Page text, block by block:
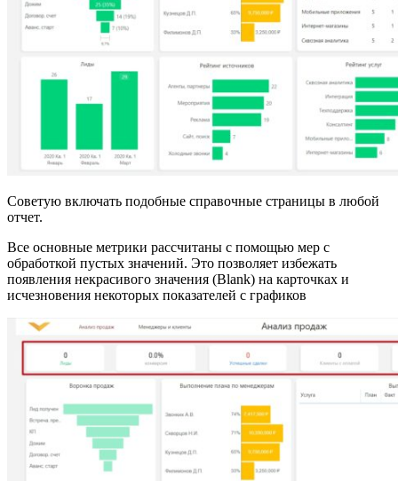
Советую включать подобные справочные страницы в любой
отчет.
Все основные метрики рассчитаны с помощью мер с
обработкой пустых значений. Это позволяет избежать
появления некрасивого значения (Blank) на карточках и
исчезновения некоторых показателей с графиков